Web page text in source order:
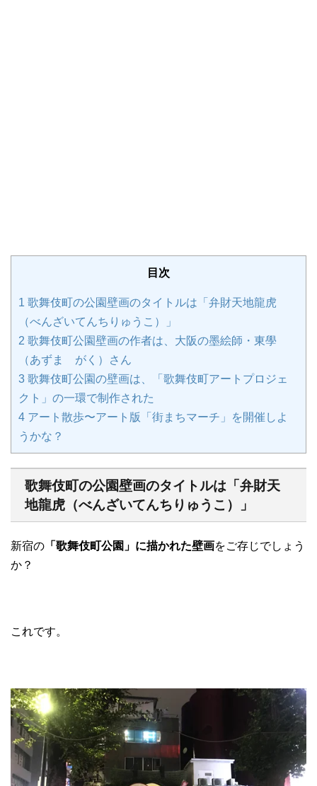
目次
1 歌舞伎町の公園壁画のタイトルは「弁財天地龍虎
（べんざいてんちりゅうこ）」
2 歌舞伎町公園壁画の作者は、大阪の墨絵師・東學
（あずま がく）さん
3 歌舞伎町公園の壁画は、「歌舞伎町アートプロジェ
クト」の一環で制作された
4 アート散歩〜アート版「街まちマーチ」を開催しよ
うかな？
歌舞伎町の公園壁画のタイトルは「弁財天
地龍虎（べんざいてんちりゅうこ）」
新宿の 「歌舞伎町公園」に描かれた壁画をご存じでしょう
か？
これです。